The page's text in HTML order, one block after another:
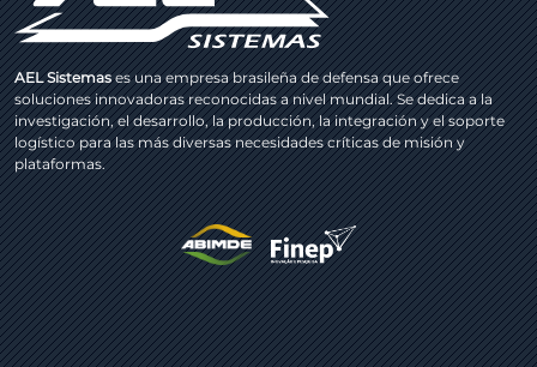
AEL Sistemases una empresa brasileña de defensa que ofrece
soluciones innovadoras reconocidas a nivel mundial. Se dedica a la
investigación, el desarrollo, la producción, la integración y el soporte
logístico para las más diversas necesidades críticas de misión y
plataformas.